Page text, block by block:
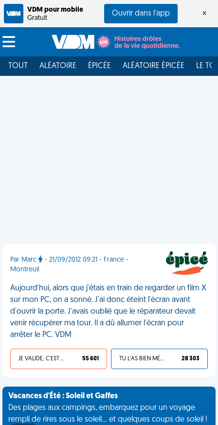
VDM pour mobile
Gratuit
Ouvrir dans l'app ×
TOUT ALÉATOIRE ÉPICÉE ALÉATOIRE ÉPICÉE LE
Par Marc
- 21/09/2012 09:21 - France -
Montreuil
Aujourd'hui, alors que j'étais en train de regarder un film X
sur mon PC, on a sonné. J'ai donc éteint l'écran avant
d'ouvrir la porte. J'avais oublié que le réparateur devait
venir récupérer ma tour. Il a dû allumer l'écran pour
arrêter le PC. VDM
JE VALIDE, C'EST UNE VDM 55 601 TU L'AS BIEN MÉRITÉ 28 303
Vacances d'Été : Soleil et Gaffes
Des plages aux campings, embarquez pour un voyage
rempli de rires sous le soleil... et quelques coups de soleil !